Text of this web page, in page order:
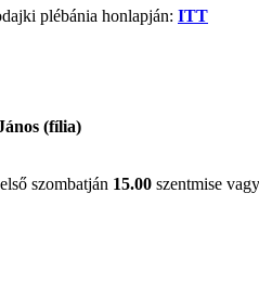
plébánia honlapján: ITT
(fília)
szombatján 15.00 szentmise vagy